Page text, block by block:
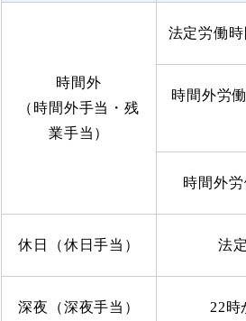
時間外
（時間外手当・残
業手当）
法定労働
時間外労
時間外
休日（休日手当） 法
深夜（深夜手当） 22時